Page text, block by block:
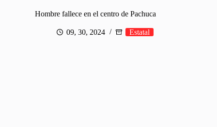
Hombre fallece en el centro de Pachuca
09, 30, 2024 Estatal